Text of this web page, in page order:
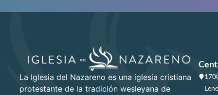
La Iglesia del Nazareno es una iglesia cristiana
protestante de la tradición wesleyana de